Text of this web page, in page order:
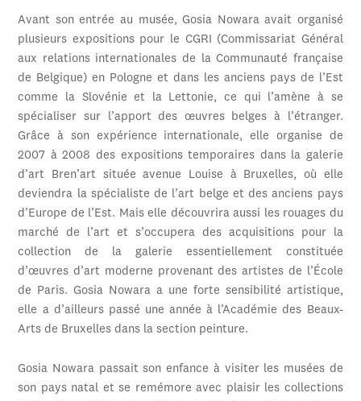
Avant son entrée au musée, Gosia Nowara avait organisé
plusieurs expositions pour le CGRI (Commissariat Général
aux relations internationales de la Communauté française
de Belgique) en Pologne et dans les anciens pays de l’Est
comme la Slovénie et la Lettonie, ce qui l’amène à se
spécialiser sur l’apport des œuvres belges à l’étranger.
Grâce à son expérience internationale, elle organise de
2007 à 2008 des expositions temporaires dans la galerie
d’art Bren’art située avenue Louise à Bruxelles, où elle
deviendra la spécialiste de l’art belge et des anciens pays
d’Europe de l’Est. Mais elle découvrira aussi les rouages du
marché de l’art et s’occupera des acquisitions pour la
collection de la galerie essentiellement constituée
d’œuvres d’art moderne provenant des artistes de l’École
de Paris. Gosia Nowara a une forte sensibilité artistique,
elle a d’ailleurs passé une année à l’Académie des Beaux-
Arts de Bruxelles dans la section peinture.
Gosia Nowara passait son enfance à visiter les musées de
son pays natal et se remémore avec plaisir les collections